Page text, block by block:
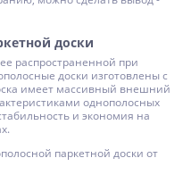
доски
распространенной при
доски изготовлены с
имеет массивный внешний
однополосных
и экономия на
паркетной доски от